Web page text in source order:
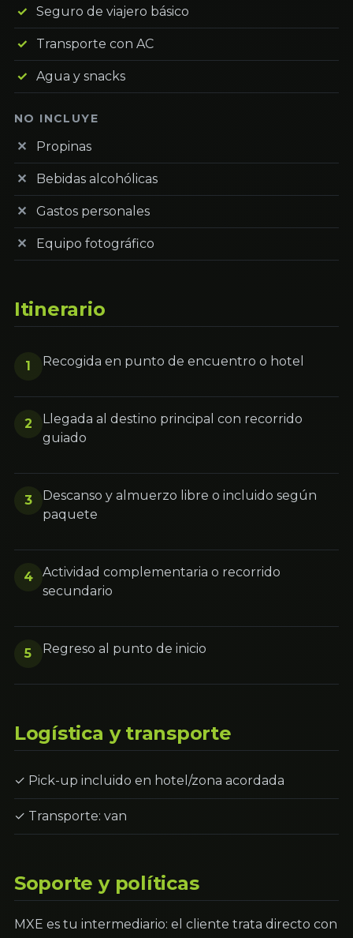
Seguro de viajero básico
Transporte con AC
Agua y snacks
NO INCLUYE
Propinas
Bebidas alcohólicas
Gastos personales
Equipo fotográfico
Itinerario
1 Recogida en punto de encuentro o hotel
2
Llegada al destino principal con recorrido
guiado
3
Descanso y almuerzo libre o incluido según
paquete
4
Actividad complementaria o recorrido
secundario
5 Regreso al punto de inicio
Logística y transporte
✓ Pick-up incluido en hotel/zona acordada
✓ Transporte: van
Soporte y políticas
MXE es tu intermediario: el cliente trata directo con